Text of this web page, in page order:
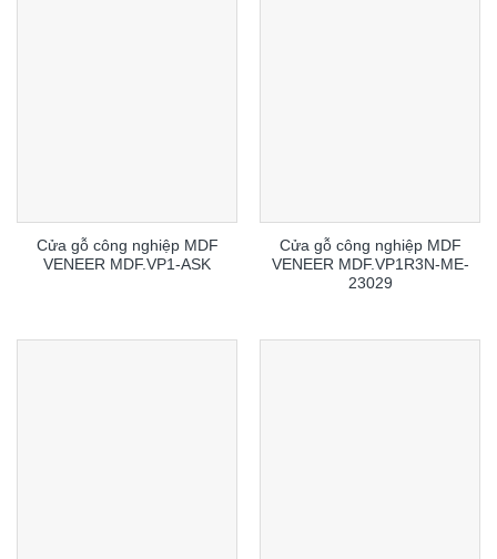
Cửa gỗ công nghiệp MDF
VENEER MDF.VP1-ASK
Cửa gỗ công nghiệp MDF
VENEER MDF.VP1R3N-ME-
23029